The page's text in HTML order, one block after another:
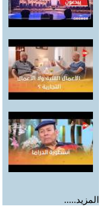
المزيد.....